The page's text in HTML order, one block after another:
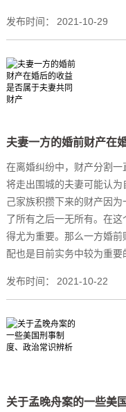
发布时间： 2021-10-29
夫妻一方的婚前财产在
在离婚纠纷中，财产分割
将走出围城的夫妻可能认
己家族积攒下来的财产因
了所有之后一无所有。在
得尤为重要。那么一方婚
配也是目前实务中较为重要
发布时间： 2021-10-22
关于孟晚舟案的一些美